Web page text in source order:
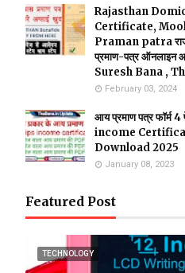
Rajasthan
Certificate,
Praman patra
प्रमाण-पत्र ऑनलाइन
Suresh Bana ,
February 03, 2024
आय प्रमाण पत्र फॉर्म
income
Download 2025
January 08, 2023
Featured Post
TECHNOLOGY